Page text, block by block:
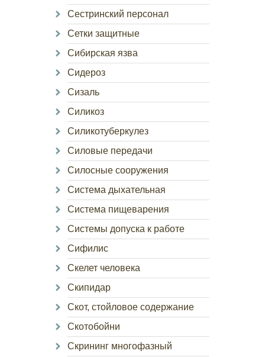
Сестринский персонал
Сетки защитные
Сибирская язва
Сидероз
Сизаль
Силикоз
Силикотуберкулез
Силовые передачи
Силосные сооружения
Система дыхательная
Система пищеварения
Системы допуска к работе
Сифилис
Скелет человека
Скипидар
Скот, стойловое содержание
Скотобойни
Скрининг многофазный